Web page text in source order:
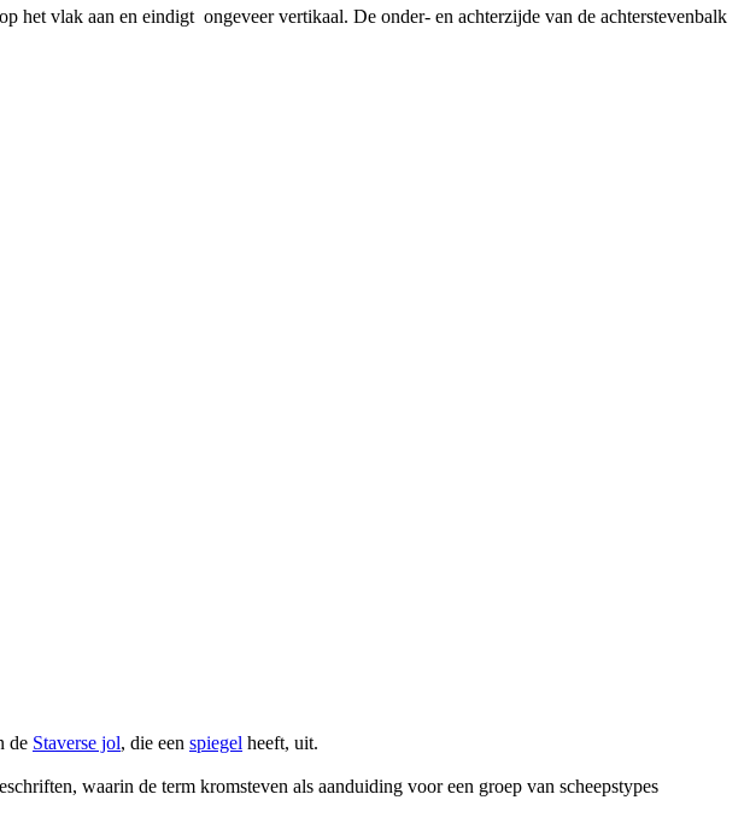
het vlak aan en eindigt ongeveer vertikaal. De onder- en achterzijde van de achterstevenbalk
de Staverse jol, die een spiegel heeft, uit.
waarin de term kromsteven als aanduiding voor een groep van scheepstypes